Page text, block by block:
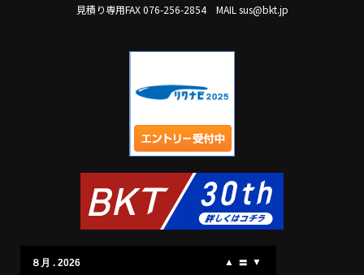
見積り専用FAX 076-256-2854
MAIL sus@bkt.jp